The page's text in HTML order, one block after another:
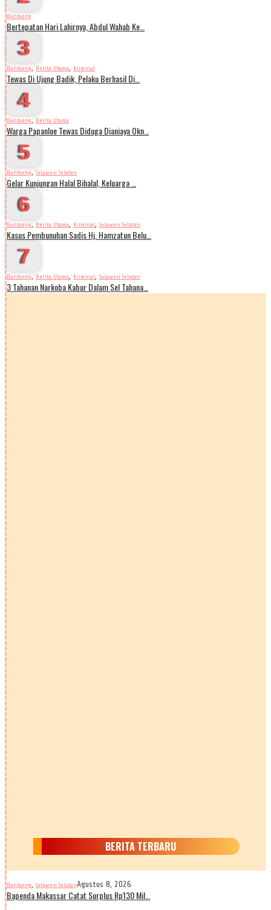
Bantaeng
Bertepatan Hari Lahirnya, Abdul Wahab Ke…
3
Bantaeng, Berita Utama, Kriminal
Tewas Di Ujung Badik, Pelaku Berhasil Di…
4
Bantaeng, Berita Utama
Warga Papanloe Tewas Diduga Dianiaya Okn…
5
Bantaeng, Sulawesi Selatan
Gelar Kunjungan Halal Bihalal, Keluarga …
6
Bantaeng, Berita Utama, Kriminal, Sulawesi Selatan
Kasus Pembunuhan Sadis Hj. Hamzatun Belu…
7
Bantaeng, Berita Utama, Kriminal, Sulawesi Selatan
3 Tahanan Narkoba Kabur Dalam Sel Tahana…
BERITA TERBARU
Bantaeng, Sulawesi SelatanAgustus 8, 2026
Bapenda Makassar Catat Surplus Rp130 Mil…